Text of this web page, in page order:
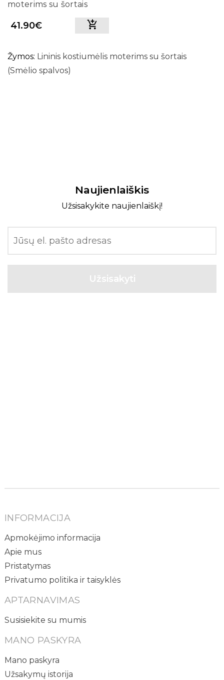
moterims su šortais
41.90€
Žymos: Lininis kostiumėlis moterims su šortais
(Smėlio spalvos)
Naujienlaiškis
Užsisakykite naujienlaiškį!
INFORMACIJA
Apmokėjimo informacija
Apie mus
Pristatymas
Privatumo politika ir taisyklės
APTARNAVIMAS
Susisiekite su mumis
MANO PASKYRA
Mano paskyra
Užsakymų istorija